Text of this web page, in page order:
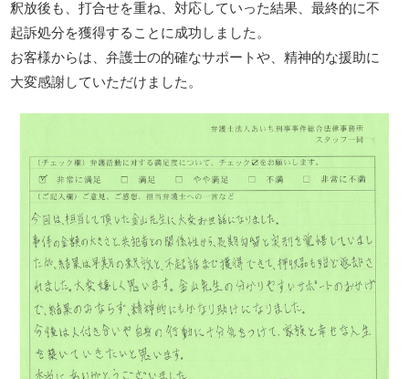
釈放後も、打合せを重ね、対応していった結果、最終的に不
起訴処分を獲得することに成功しました。
お客様からは、弁護士の的確なサポートや、精神的な援助に
大変感謝していただけました。